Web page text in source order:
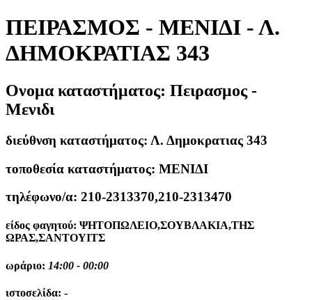
ΠΕΙΡΑΣΜΟΣ - ΜΕΝΙΔΙ - Λ.
ΔΗΜΟΚΡΑΤΙΑΣ 343
Ονομα καταστήματος: Πειρασμος -
Μενιδι
διεύθνση καταστήματος: Λ. Δημοκρατιας 343
τοποθεσία καταστήματος: ΜΕΝΙΔΙ
τηλέφωνο/α: 210-2313370,210-2313470
είδος φαγητού: ΨΗΤΟΠΩΛΕΙΟ,ΣΟΥΒΛΑΚΙΑ,ΤΗΣ
ΩΡΑΣ,ΣΑΝΤΟΥΙΤΣ
ωράριο: 14:00 - 00:00
ιστοσελίδα: -